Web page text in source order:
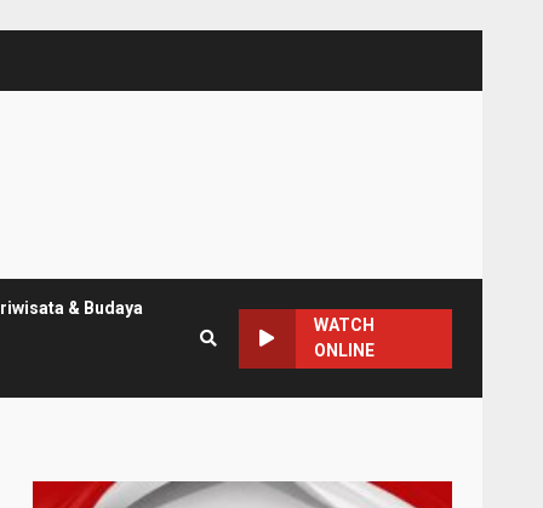
& Budaya
WATCH
ONLINE